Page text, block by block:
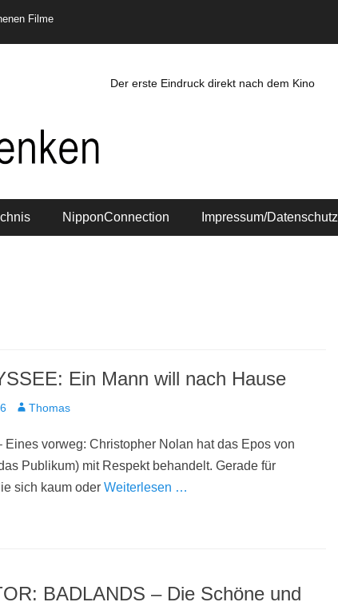
Filme
Der erste Eindruck direkt nach dem Kino
NipponConnection Impressum/Datenschutz
Ein Mann will nach Hause
AutorThomas
Eines vorweg: Christopher Nolan hat das Epos von
Publikum) mit Respekt behandelt. Gerade für
sich kaum oder Weiterlesen …
BADLANDS – Die Schöne und